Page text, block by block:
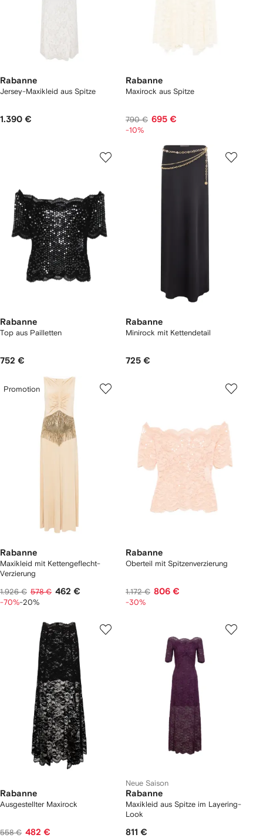
Rabanne
Jersey-Maxikleid aus Spitze
1.390 €
Rabanne
Maxirock aus Spitze
790 € 695 €
-10%
Rabanne
Top aus Pailletten
752 €
Rabanne
Minirock mit Kettendetail
725 €
Promotion
Rabanne
Maxikleid mit Kettengeflecht-
Verzierung
1.926 € 578 € 462 €
-70%-20%
Rabanne
Oberteil mit Spitzenverzierung
1.172 € 806 €
-30%
Rabanne
Ausgestellter Maxirock
558 € 482 €
Neue Saison
Rabanne
Maxikleid aus Spitze im Layering-
Look
811 €